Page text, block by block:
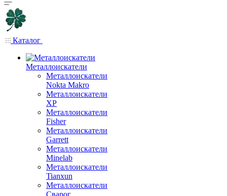
Каталог
Металлоискатели
Металлоискатели
Nokta Makro
Металлоискатели
XP
Металлоискатели
Fisher
Металлоискатели
Garrett
Металлоискатели
Minelab
Металлоискатели
Tianxun
Металлоискатели
Сварог